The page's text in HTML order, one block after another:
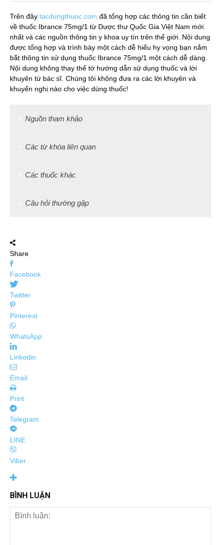
Trên đây tacdungthuoc.com đã tổng hợp các thông tin cần biết
về thuốc Ibrance 75mg/1 từ Dược thư Quốc Gia Việt Nam mới
nhất và các nguồn thông tin y khoa uy tín trên thế giới. Nội dung
được tổng hợp và trình bày một cách dễ hiểu hy vọng bạn nắm
bắt thông tin sử dụng thuốc Ibrance 75mg/1 một cách dễ dàng.
Nội dung không thay thế tờ hướng dẫn sử dụng thuốc và lời
khuyên từ bác sĩ. Chúng tôi không đưa ra các lời khuyên và
khuyến nghị nào cho việc dùng thuốc!
Nguồn tham khảo
Các từ khóa liên quan
Các thuốc khác
Câu hỏi thường gặp
Share
Facebook
Twitter
Pinterest
WhatsApp
Linkedin
Email
Print
Telegram
LINE
Viber
BÌNH LUẬN